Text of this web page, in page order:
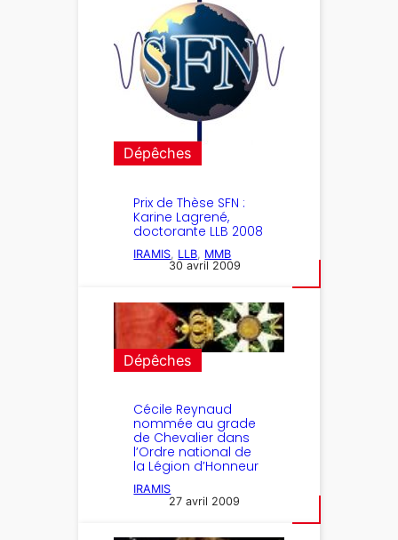
Dépêches
Prix de Thèse SFN :
Karine Lagrené,
doctorante LLB 2008
IRAMIS LLB MMB
30 avril 2009
Dépêches
Cécile Reynaud
nommée au grade
de Chevalier dans
l’Ordre national de
la Légion d’Honneur
IRAMIS
27 avril 2009